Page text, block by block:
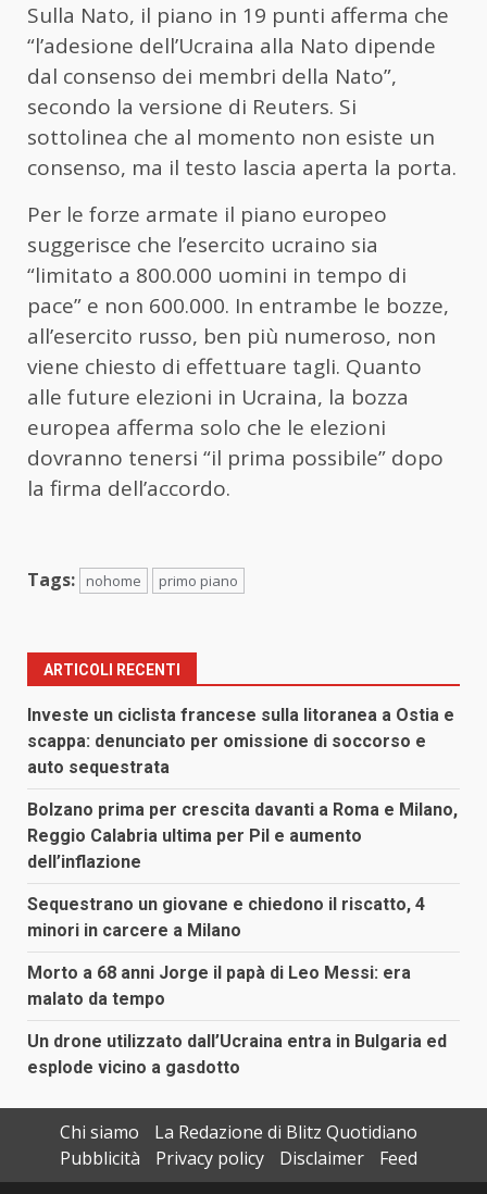
Sulla Nato, il piano in 19 punti afferma che
“l’adesione dell’Ucraina alla Nato dipende
dal consenso dei membri della Nato”,
secondo la versione di Reuters. Si
sottolinea che al momento non esiste un
consenso, ma il testo lascia aperta la porta.
Per le forze armate il piano europeo
suggerisce che l’esercito ucraino sia
“limitato a 800.000 uomini in tempo di
pace” e non 600.000. In entrambe le bozze,
all’esercito russo, ben più numeroso, non
viene chiesto di effettuare tagli. Quanto
alle future elezioni in Ucraina, la bozza
europea afferma solo che le elezioni
dovranno tenersi “il prima possibile” dopo
la firma dell’accordo.
Tags: nohome primo piano
ARTICOLI RECENTI
Investe un ciclista francese sulla litoranea a Ostia e
scappa: denunciato per omissione di soccorso e
auto sequestrata
Bolzano prima per crescita davanti a Roma e Milano,
Reggio Calabria ultima per Pil e aumento
dell’inflazione
Sequestrano un giovane e chiedono il riscatto, 4
minori in carcere a Milano
Morto a 68 anni Jorge il papà di Leo Messi: era
malato da tempo
Un drone utilizzato dall’Ucraina entra in Bulgaria ed
esplode vicino a gasdotto
Chi siamo
La Redazione di Blitz Quotidiano
Pubblicità
Privacy policy Disclaimer Feed